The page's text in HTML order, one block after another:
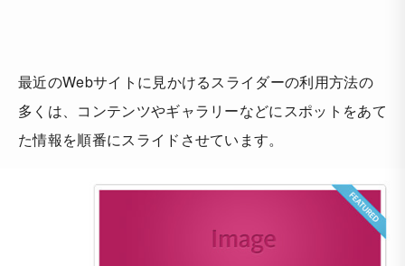
最近のWebサイトに見かけるスライダーの利用方法の
多くは、コンテンツやギャラリーなどにスポットをあて
た情報を順番にスライドさせています。